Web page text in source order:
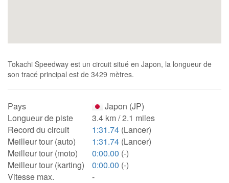
Tokachi Speedway est un circuit situé en Japon, la longueur de
son tracé principal est de 3429 mètres.
Pays
Japon (JP)
Longueur de piste
3.4 km / 2.1 miles
Record du circuit
1:31.74 (Lancer)
Meilleur tour (auto)
1:31.74 (Lancer)
Meilleur tour (moto)
0:00.00 (-)
Meilleur tour (karting)
0:00.00 (-)
Vitesse max.
-